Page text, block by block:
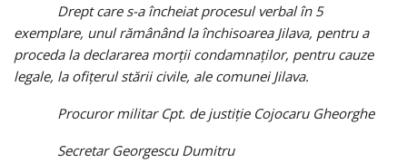
Drept care s-a încheiat procesul verbal în 5
exemplare, unul rămânând la închisoarea Jilava, pentru a
proceda la declararea morţii condamnaţilor, pentru cauze
legale, la ofiţerul stării civile, ale comunei Jilava.
Procuror militar Cpt. de justiţie Cojocaru Gheorghe
Secretar Georgescu Dumitru